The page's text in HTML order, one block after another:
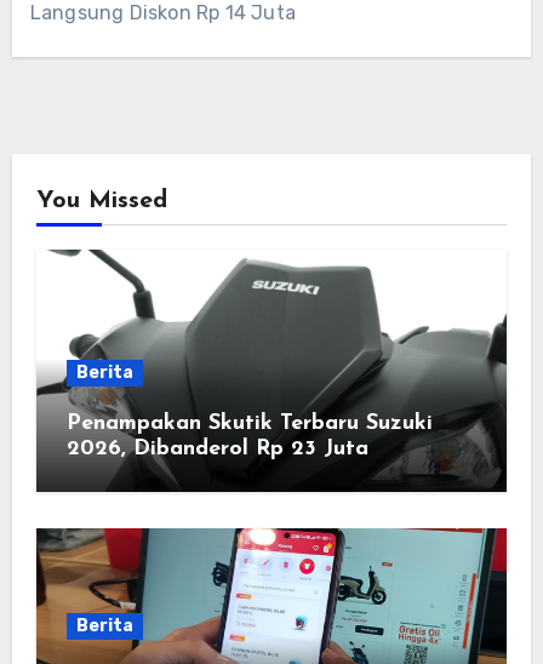
Langsung Diskon Rp 14 Juta
You Missed
Berita
Penampakan Skutik Terbaru Suzuki
2026, Dibanderol Rp 23 Juta
Berita